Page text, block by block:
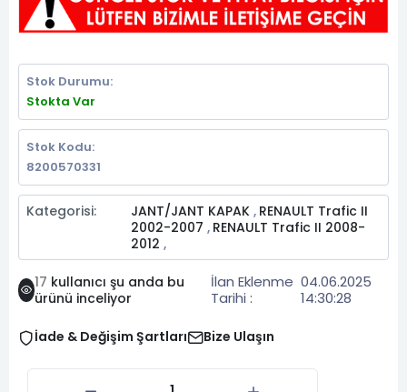
Stok Durumu:
Stokta Var
Stok Kodu:
8200570331
Kategorisi: JANT/JANT KAPAK , RENAULT Trafic II
2002-2007 , RENAULT Trafic II 2008-
2012 ,
17 kullanıcı şu anda bu
ürünü inceliyor
İlan Eklenme
Tarihi :
04.06.2025
14:30:28
İade & Değişim Şartları Bize Ulaşın